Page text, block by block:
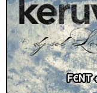
F€NT